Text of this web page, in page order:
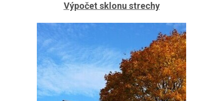
Výpočet sklonu strechy